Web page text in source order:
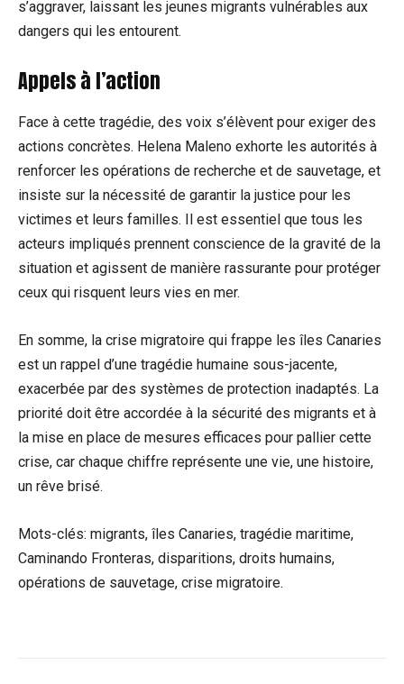
s’aggraver, laissant les jeunes migrants vulnérables aux
dangers qui les entourent.
Appels à l’action
Face à cette tragédie, des voix s’élèvent pour exiger des
actions concrètes. Helena Maleno exhorte les autorités à
renforcer les opérations de recherche et de sauvetage, et
insiste sur la nécessité de garantir la justice pour les
victimes et leurs familles. Il est essentiel que tous les
acteurs impliqués prennent conscience de la gravité de la
situation et agissent de manière rassurante pour protéger
ceux qui risquent leurs vies en mer.
En somme, la crise migratoire qui frappe les îles Canaries
est un rappel d’une tragédie humaine sous-jacente,
exacerbée par des systèmes de protection inadaptés. La
priorité doit être accordée à la sécurité des migrants et à
la mise en place de mesures efficaces pour pallier cette
crise, car chaque chiffre représente une vie, une histoire,
un rêve brisé.
Mots-clés: migrants, îles Canaries, tragédie maritime,
Caminando Fronteras, disparitions, droits humains,
opérations de sauvetage, crise migratoire.